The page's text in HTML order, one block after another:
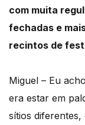
com muita
fechadas e
recintos de
Miguel – Eu
era estar em
sítios